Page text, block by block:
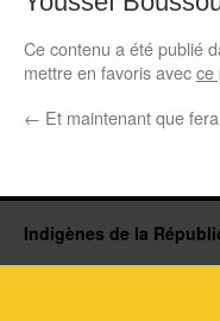
Ce contenu a été publié
mettre en favoris avecce
← Et maintenant que
Indigènes de la